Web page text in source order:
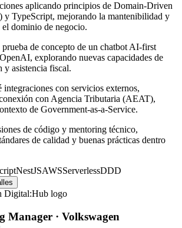
aplicando principios de Domain-Driven
TypeScript, mejorando la mantenibilidad y
dominio de negocio.
prueba de concepto de un chatbot AI-first
explorando nuevas capacidades de
y asistencia fiscal.
integraciones con servicios externos,
con Agencia Tributaria (AEAT),
de Government-as-a-Service.
de código y mentoring técnico,
de calidad y buenas prácticas dentro
NestJSAWSServerlessDDD
Manager · Volkswagen